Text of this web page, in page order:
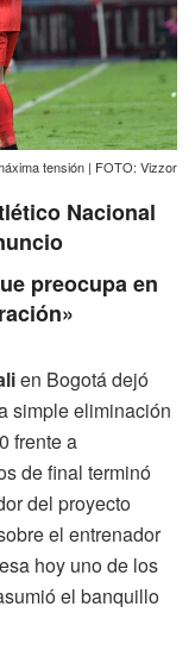
tensión | FOTO: Vizzor
Nacional
preocupa en
en Bogotá dejó
simple eliminación
frente a
de final terminó
del proyecto
el entrenador
hoy uno de los
el banquillo